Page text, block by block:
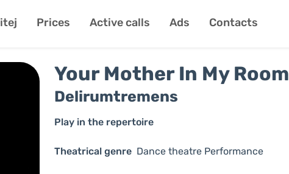
Prices Active calls Ads Contacts
Your Mother In My Room
Delirumtremens
Play in the repertoire
Theatrical genre Dance theatre Performance